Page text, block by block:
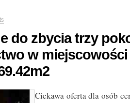
do zbycia trzy
w
Ciekawa oferta dla osób